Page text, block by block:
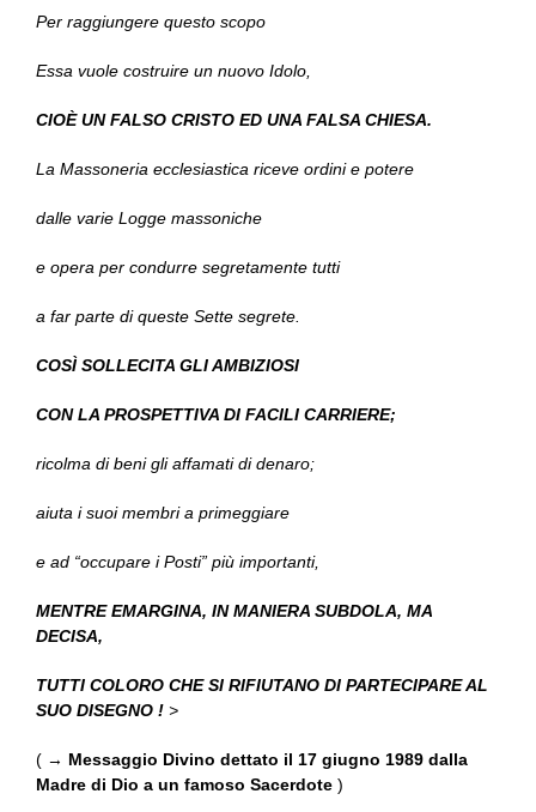
Per raggiungere questo scopo
Essa vuole costruire un nuovo Idolo,
CIOÈ UN FALSO CRISTO ED UNA FALSA CHIESA.
La Massoneria ecclesiastica riceve ordini e potere
dalle varie Logge massoniche
e opera per condurre segretamente tutti
a far parte di queste Sette segrete.
COSÌ SOLLECITA GLI AMBIZIOSI
CON LA PROSPETTIVA DI FACILI CARRIERE;
ricolma di beni gli affamati di denaro;
aiuta i suoi membri a primeggiare
e ad “occupare i Posti” più importanti,
MENTRE EMARGINA, IN MANIERA SUBDOLA, MA
DECISA,
TUTTI COLORO CHE SI RIFIUTANO DI PARTECIPARE AL
SUO DISEGNO ! >
( → Messaggio Divino dettato il 17 giugno 1989 dalla
Madre di Dio a un famoso Sacerdote )